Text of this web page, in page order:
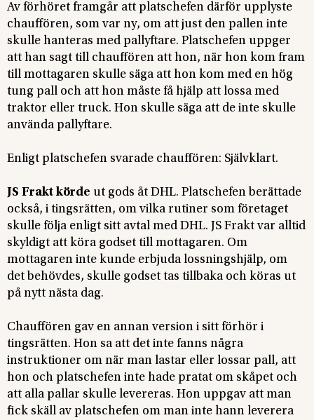
Av förhöret framgår att platschefen därför upplyste
chauffören, som var ny, om att just den pallen inte
skulle hanteras med pallyftare. Platschefen uppger
att han sagt till chauffören att hon, när hon kom fram
till mottagaren skulle säga att hon kom med en hög
tung pall och att hon måste få hjälp att lossa med
traktor eller truck. Hon skulle säga att de inte skulle
använda pallyftare.
Enligt platschefen svarade chauffören: Självklart.
JS Frakt körde ut gods åt DHL. Platschefen berättade
också, i tingsrätten, om vilka rutiner som företaget
skulle följa enligt sitt avtal med DHL. JS Frakt var alltid
skyldigt att köra godset till mottagaren. Om
mottagaren inte kunde erbjuda lossningshjälp, om
det behövdes, skulle godset tas tillbaka och köras ut
på nytt nästa dag.
Chauffören gav en annan version i sitt förhör i
tingsrätten. Hon sa att det inte fanns några
instruktioner om när man lastar eller lossar pall, att
hon och platschefen inte hade pratat om skåpet och
att alla pallar skulle levereras. Hon uppgav att man
fick skäll av platschefen om man inte hann leverera